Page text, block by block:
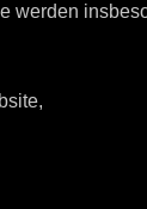
werden